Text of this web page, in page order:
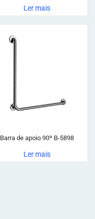
Ler mais
Barra de apoio 90º B-5898
Ler mais